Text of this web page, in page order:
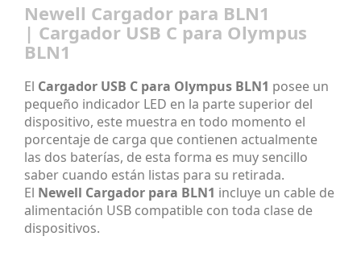
Newell Cargador para BLN1
| Cargador USB C para Olympus
BLN1
El Cargador USB C para Olympus BLN1 posee un
pequeño indicador LED en la parte superior del
dispositivo, este muestra en todo momento el
porcentaje de carga que contienen actualmente
las dos baterías, de esta forma es muy sencillo
saber cuando están listas para su retirada.
El Newell Cargador para BLN1 incluye un cable de
alimentación USB compatible con toda clase de
dispositivos.